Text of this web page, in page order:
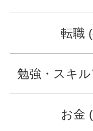
転職
勉強・スキ
お金